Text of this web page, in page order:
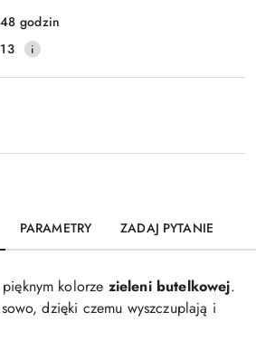
Wyślij
48 godzin
13
PARAMETRY ZADAJ PYTANIE
kolorze zieleni butelkowej.
dzięki czemu wyszczuplają i